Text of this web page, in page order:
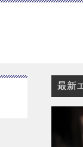
最新